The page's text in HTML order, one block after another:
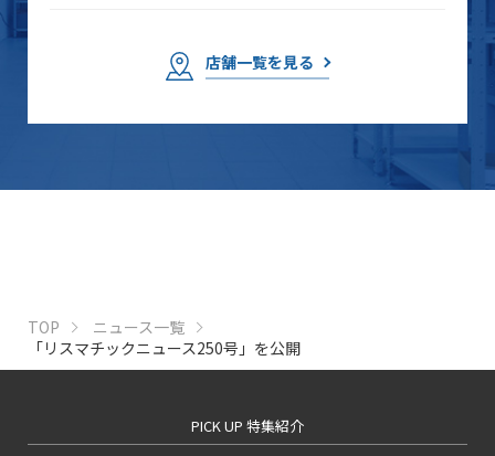
店舗一覧を見る
TOP
ニュース一覧
「リスマチックニュース250号」を公開
PICK UP 特集紹介